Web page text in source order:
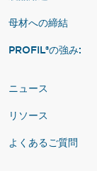
母材への締結
PROFIL®の強み:
ニュース
リソース
よくあるご質問